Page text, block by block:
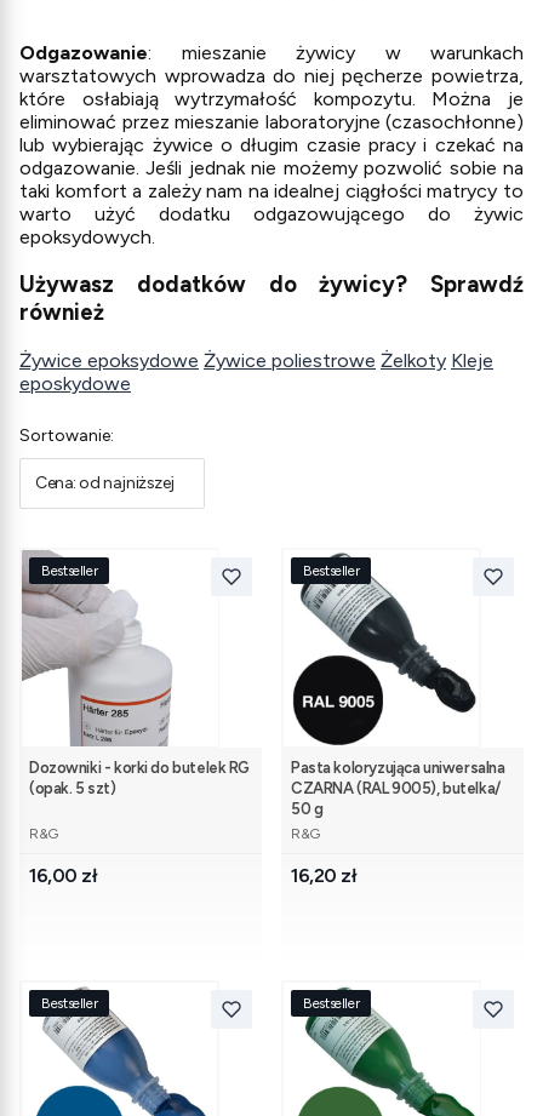
Odgazowanie: mieszanie żywicy w warunkach
warsztatowych wprowadza do niej pęcherze powietrza,
które osłabiają wytrzymałość kompozytu. Można je
eliminować przez mieszanie laboratoryjne (czasochłonne)
lub wybierając żywice o długim czasie pracy i czekać na
odgazowanie. Jeśli jednak nie możemy pozwolić sobie na
taki komfort a zależy nam na idealnej ciągłości matrycy to
warto użyć dodatku odgazowującego do żywic
epoksydowych.
Używasz dodatków do żywicy? Sprawdź
również
Żywice epoksydowe Żywice poliestrowe Żelkoty Kleje
eposkydowe
Lista produktów
Sortowanie:
Cena: od najniższej
Bestseller
Dozowniki - korki do butelek RG
(opak. 5 szt)
PRODUCENT
R&G
Cena
16,00 zł
Bestseller
Pasta koloryzująca uniwersalna
CZARNA (RAL 9005), butelka/
50 g
PRODUCENT
R&G
Cena
16,20 zł
Bestseller Bestseller